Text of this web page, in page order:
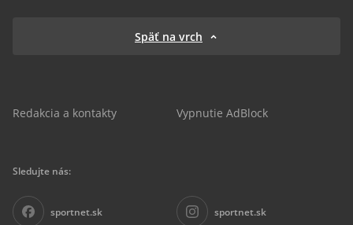
Späť na vrch
Redakcia a kontakty Vypnutie AdBlock
Sledujte nás:
sportnet.sk sportnet.sk